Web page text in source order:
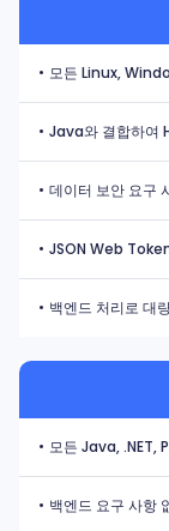
• 모든 Linux,
• Java와 결합하여
• 데이터 보안 요구
• JSON Web
• 백엔드 처리로 대
• 모든 Java, .NET,
• 백엔드 요구 사항